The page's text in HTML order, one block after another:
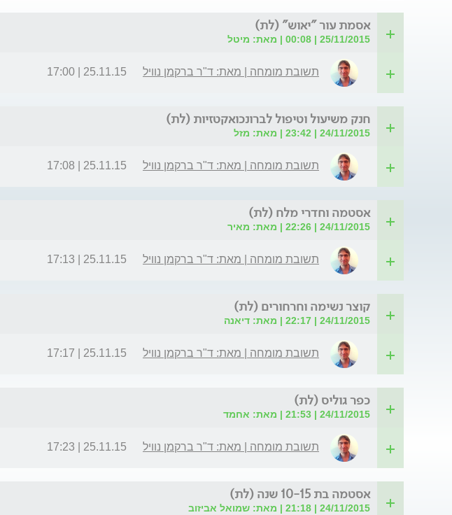
אסמת עור "יאוש" (לת)
25/11/2015 | 00:08 | מאת: מיטל
תשובת מומחה | מאת: ד"ר ברקמן נוויל 25.11.15 | 17:00
חנק משיעול וטיפול לברונכואקטזיות (לת)
24/11/2015 | 23:42 | מאת: מזל
תשובת מומחה | מאת: ד"ר ברקמן נוויל 25.11.15 | 17:08
אסטמה וחדרי מלח (לת)
24/11/2015 | 22:26 | מאת: מאיר
תשובת מומחה | מאת: ד"ר ברקמן נוויל 25.11.15 | 17:13
קוצר נשימה וחרחורים (לת)
24/11/2015 | 22:17 | מאת: דיאנה
תשובת מומחה | מאת: ד"ר ברקמן נוויל 25.11.15 | 17:17
כפר גוליס (לת)
24/11/2015 | 21:53 | מאת: אחמד
תשובת מומחה | מאת: ד"ר ברקמן נוויל 25.11.15 | 17:23
אסטמה בת 10-15 שנה (לת)
24/11/2015 | 21:18 | מאת: שמואל אביזוב